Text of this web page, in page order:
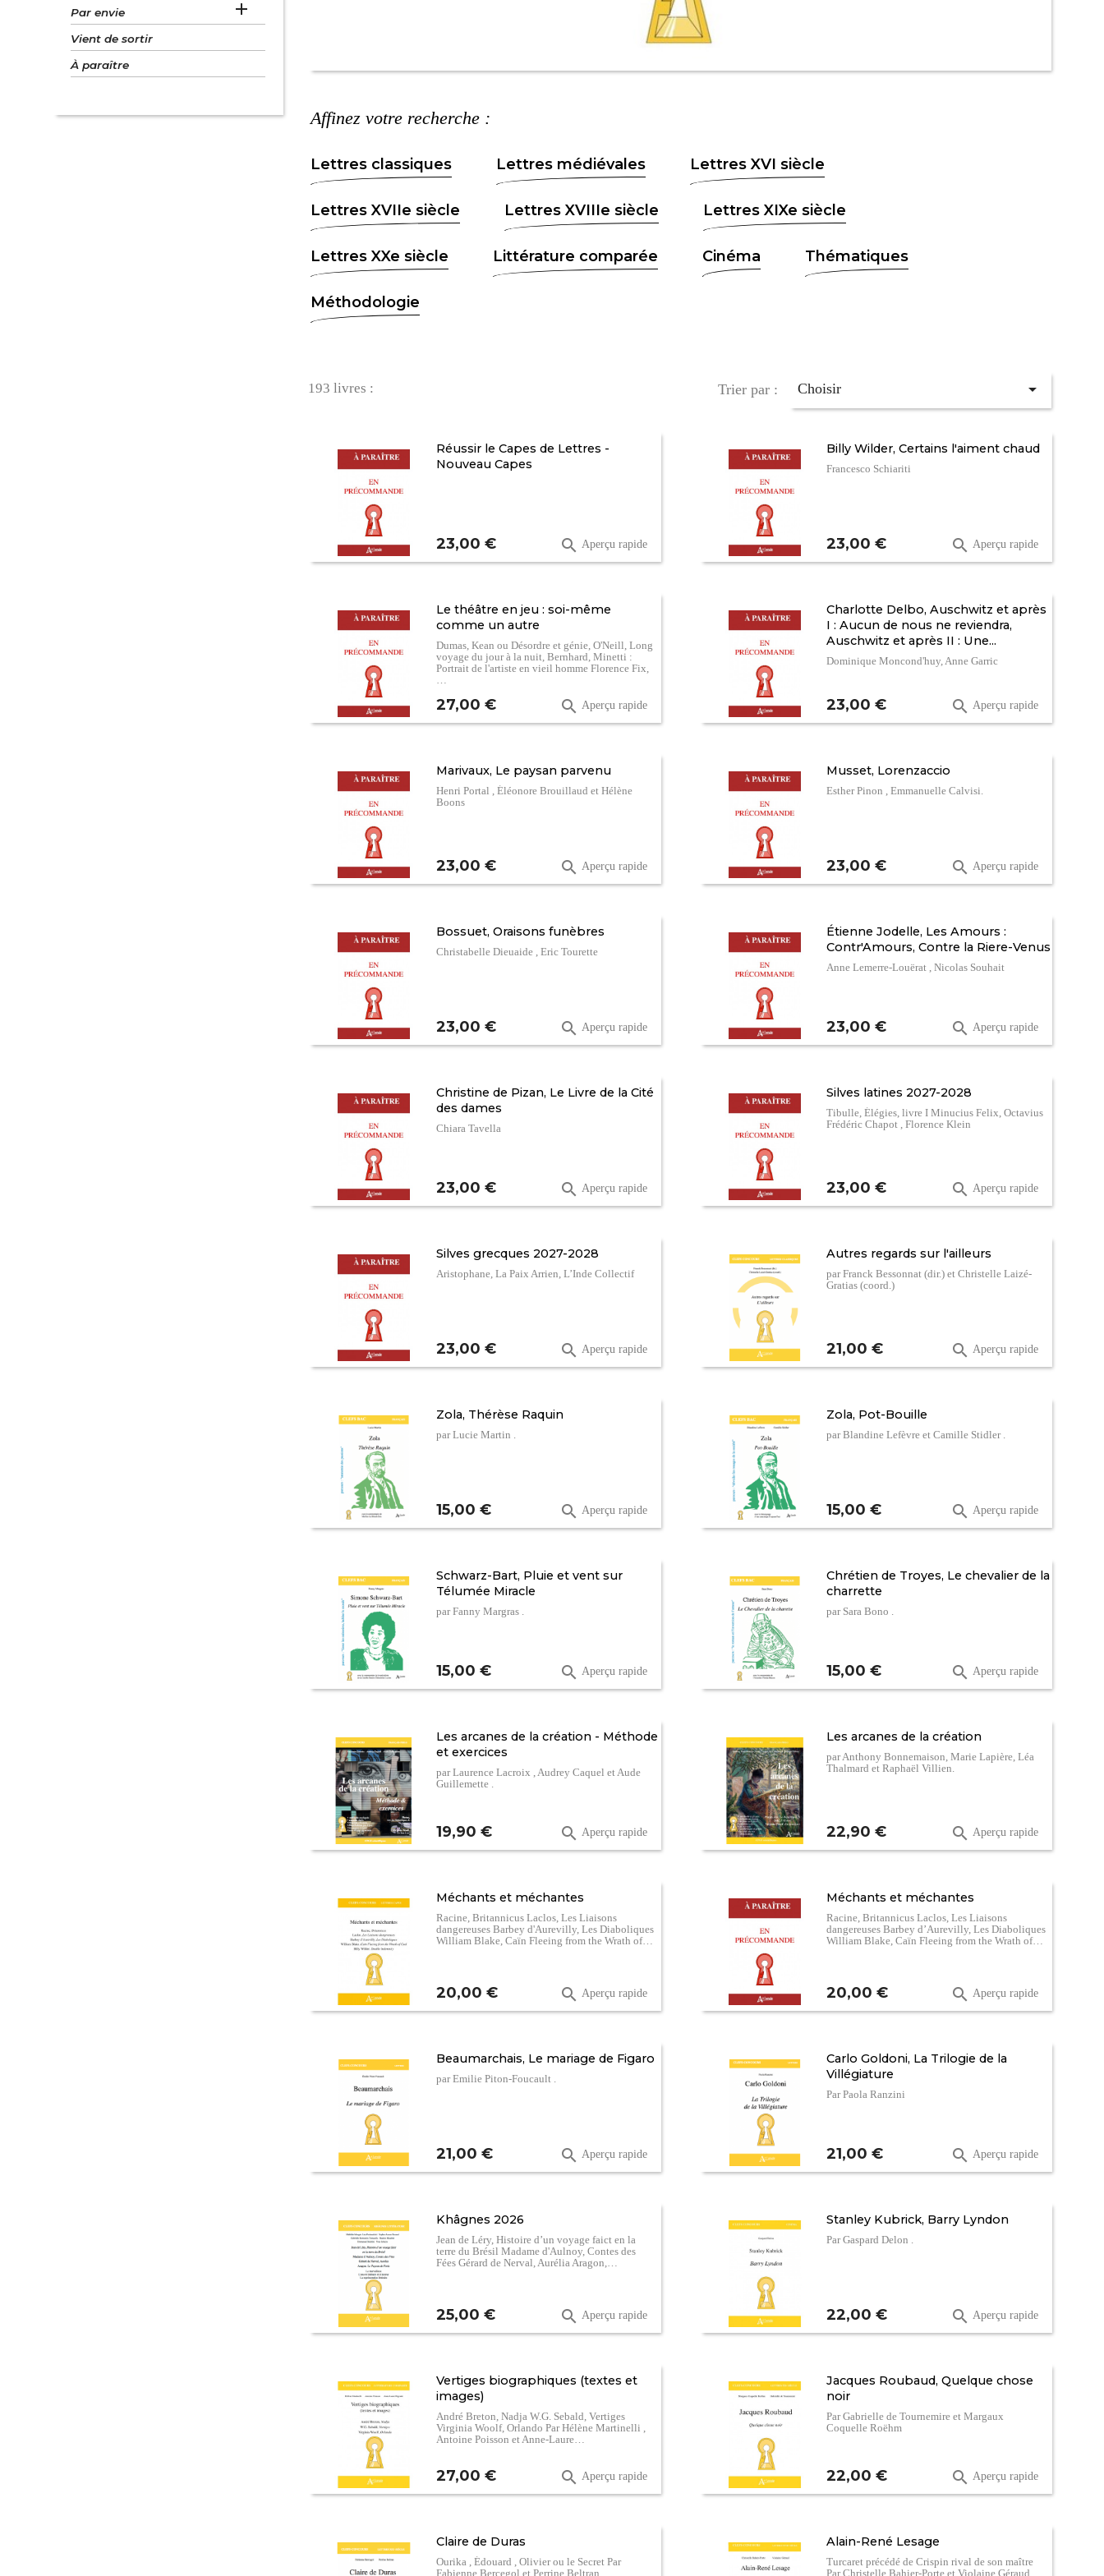
Par envie 
Vient de sortir
À paraître
Affinez votre recherche :
Lettres classiques Lettres médiévales Lettres XVI siècle
Lettres XVIIe siècle Lettres XVIIIe siècle Lettres XIXe siècle
Lettres XXe siècle Littérature comparée Cinéma Thématiques
Méthodologie
193 livres : Trier par : Choisir 
Réussir le Capes de Lettres -
Nouveau Capes
Prix
23,00 €  Aperçu rapide
Billy Wilder, Certains l'aiment chaud
Francesco Schiariti
Prix
23,00 €  Aperçu rapide
Le théâtre en jeu : soi-même
comme un autre
Dumas, Kean ou Désordre et génie, O'Neill, Long
voyage du jour à la nuit, Bernhard, Minetti :
Portrait de l'artiste en vieil homme Florence Fix,
Prix
27,00 €  Aperçu rapide
Charlotte Delbo, Auschwitz et après
I : Aucun de nous ne reviendra,
Auschwitz et après II : Une...
Dominique Moncond'huy, Anne Garric
Prix
23,00 €  Aperçu rapide
Marivaux, Le paysan parvenu
Henri Portal , Éléonore Brouillaud et Hélène
Boons
Prix
23,00 €  Aperçu rapide
Musset, Lorenzaccio
Esther Pinon , Emmanuelle Calvisi.
Prix
23,00 €  Aperçu rapide
Bossuet, Oraisons funèbres
Christabelle Dieuaide , Eric Tourette
Prix
23,00 €  Aperçu rapide
Étienne Jodelle, Les Amours :
Contr'Amours, Contre la Riere-Venus
Anne Lemerre-Louërat , Nicolas Souhait
Prix
23,00 €  Aperçu rapide
Christine de Pizan, Le Livre de la Cité
des dames
Chiara Tavella
Prix
23,00 €  Aperçu rapide
Silves latines 2027-2028
Tibulle, Élégies, livre I Minucius Felix, Octavius
Frédéric Chapot , Florence Klein
Prix
23,00 €  Aperçu rapide
Silves grecques 2027-2028
Aristophane, La Paix Arrien, L’Inde Collectif
Prix
23,00 €  Aperçu rapide
Autres regards sur l'ailleurs
par Franck Bessonnat (dir.) et Christelle Laizé-
Gratias (coord.)
Prix
21,00 €  Aperçu rapide
Zola, Thérèse Raquin
par Lucie Martin .
Prix
15,00 €  Aperçu rapide
Zola, Pot-Bouille
par Blandine Lefèvre et Camille Stidler .
Prix
15,00 €  Aperçu rapide
Schwarz-Bart, Pluie et vent sur
Télumée Miracle
par Fanny Margras .
Prix
15,00 €  Aperçu rapide
Chrétien de Troyes, Le chevalier de la
charrette
par Sara Bono .
Prix
15,00 €  Aperçu rapide
Les arcanes de la création - Méthode
et exercices
par Laurence Lacroix , Audrey Caquel et Aude
Guillemette .
Prix
19,90 €  Aperçu rapide
Les arcanes de la création
par Anthony Bonnemaison, Marie Lapière, Léa
Thalmard et Raphaël Villien.
Prix
22,90 €  Aperçu rapide
Méchants et méchantes
Racine, Britannicus Laclos, Les Liaisons
dangereuses Barbey d'Aurevilly, Les Diaboliques
William Blake, Caïn Fleeing from the Wrath of…
Prix
20,00 €  Aperçu rapide
Méchants et méchantes
Racine, Britannicus Laclos, Les Liaisons
dangereuses Barbey d’Aurevilly, Les Diaboliques
William Blake, Caïn Fleeing from the Wrath of…
Prix
20,00 €  Aperçu rapide
Beaumarchais, Le mariage de Figaro
par Emilie Piton-Foucault .
Prix
21,00 €  Aperçu rapide
Carlo Goldoni, La Trilogie de la
Villégiature
Par Paola Ranzini
Prix
21,00 €  Aperçu rapide
Khâgnes 2026
Jean de Léry, Histoire d’un voyage faict en la
terre du Brésil Madame d'Aulnoy, Contes des
Fées Gérard de Nerval, Aurélia Aragon,…
Prix
25,00 €  Aperçu rapide
Stanley Kubrick, Barry Lyndon
Par Gaspard Delon .
Prix
22,00 €  Aperçu rapide
Vertiges biographiques (textes et
images)
André Breton, Nadja W.G. Sebald, Vertiges
Virginia Woolf, Orlando Par Hélène Martinelli ,
Antoine Poisson et Anne-Laure…
Prix
27,00 €  Aperçu rapide
Jacques Roubaud, Quelque chose
noir
Par Gabrielle de Tournemire et Margaux
Coquelle Roëhm
Prix
22,00 €  Aperçu rapide
Claire de Duras
Ourika , Édouard , Olivier ou le Secret Par
Fabienne Bercegol et Perrine Beltran
Alain-René Lesage
Turcaret précédé de Crispin rival de son maître
Par Christelle Bahier-Porte et Violaine Géraud